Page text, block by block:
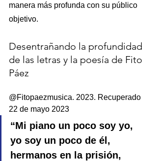
manera más profunda con su público
objetivo.
Desentrañando la profundidad
de las letras y la poesía de Fito
Páez
@Fitopaezmusica. 2023. Recuperado
22 de mayo 2023
“Mi piano un poco soy yo,
yo soy un poco de él,
hermanos en la prisión,